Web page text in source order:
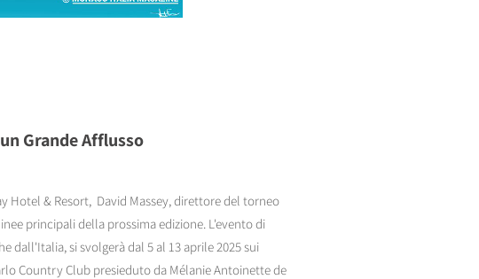
Grande Afflusso
Hotel & Resort, David Massey, direttore del torneo
principali della prossima edizione. L'evento di
dall'Italia, si svolgerà dal 5 al 13 aprile 2025 sui
Country Club presieduto da Mélanie Antoinette de